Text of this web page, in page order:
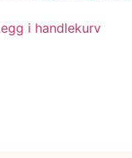
i handlekurv